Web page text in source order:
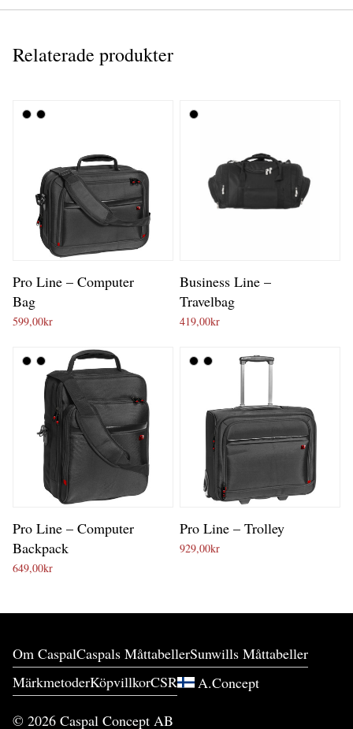
Relaterade produkter
Pro Line – Computer
Bag
599,00kr
Business Line –
Travelbag
419,00kr
Pro Line – Computer
Backpack
649,00kr
Pro Line – Trolley
929,00kr
Om CaspalCaspals MåttabellerSunwills Måttabeller
MärkmetoderKöpvillkorCSR A.Concept
© 2026 Caspal Concept AB